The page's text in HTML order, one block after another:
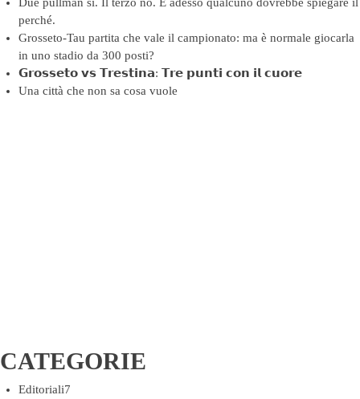
Due pullman sì. Il terzo no. E adesso qualcuno dovrebbe spiegare il
perché.
Grosseto-Tau partita che vale il campionato: ma è normale giocarla
in uno stadio da 300 posti?
𝗚𝗿𝗼𝘀𝘀𝗲𝘁𝗼 𝘃𝘀 𝗧𝗿𝗲𝘀𝘁𝗶𝗻𝗮: 𝗧𝗿𝗲 𝗽𝘂𝗻𝘁𝗶 𝗰𝗼𝗻 𝗶𝗹 𝗰𝘂𝗼𝗿𝗲
Una città che non sa cosa vuole
CATEGORIE
Editoriali7